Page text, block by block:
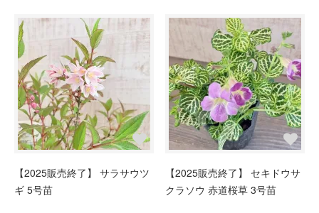
【2025販売終了】 サラサウツ
ギ 5号苗
【2025販売終了】 セキドウサ
クラソウ 赤道桜草 3号苗